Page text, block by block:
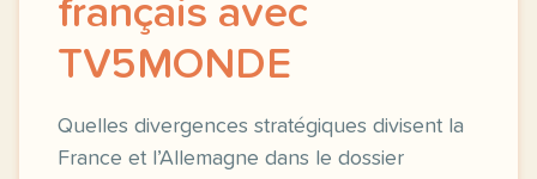
français avec
TV5MONDE
Quelles divergences stratégiques divisent la
France et l’Allemagne dans le dossier